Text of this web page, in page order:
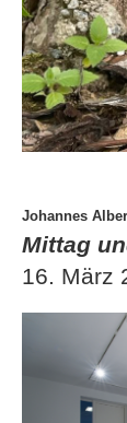
Johannes
Mittag
16. März